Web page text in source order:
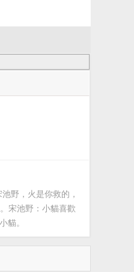
野，火是你救的，
宋池野：小貓喜歡
貓。